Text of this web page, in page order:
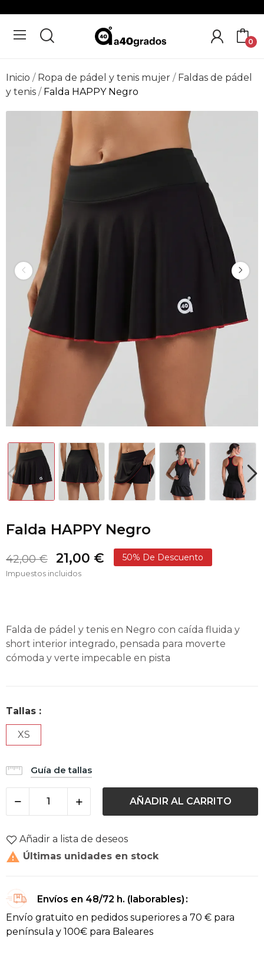
0
Inicio Ropa de pádel y tenis mujer
Faldas de pádel
y tenis
Falda HAPPY Negro
Falda HAPPY Negro
42,00 € 21,00 € 50% De Descuento
Impuestos incluidos
Falda de pádel y tenis en Negro con caída fluida y
short interior integrado, pensada para moverte
cómoda y verte impecable en pista
Tallas :
XS
Guía de tallas
AÑADIR AL CARRITO
Añadir a lista de deseos
 Últimas unidades en stock
Envíos en 48/72 h. (laborables)
Envío gratuito en pedidos superiores a 70 € para
península y 100€ para Baleares